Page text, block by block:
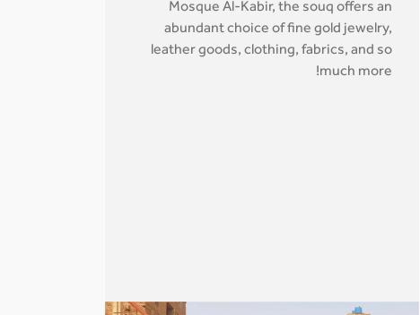
Mosque Al-Kabir, the souq offers an
abundant choice of fine gold jewelry,
leather goods, clothing, fabrics, and so
much more!